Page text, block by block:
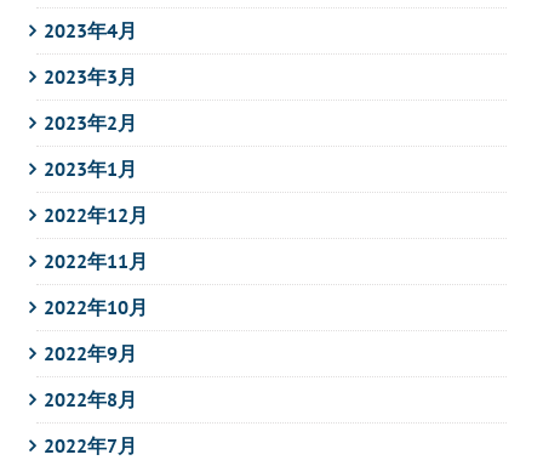
2023年4月
2023年3月
2023年2月
2023年1月
2022年12月
2022年11月
2022年10月
2022年9月
2022年8月
2022年7月